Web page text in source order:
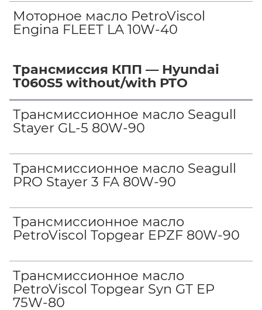
Моторное масло PetroViscol
Engina FLEET LA 10W-40
Трансмиссия КПП — Hyundai
T060S5 without/with PTO
Трансмиссионное масло Seagull
Stayer GL-5 80W-90
Трансмиссионное масло Seagull
PRO Stayer 3 FA 80W-90
Трансмиссионное масло
PetroViscol Topgear EPZF 80W-90
Трансмиссионное масло
PetroViscol Topgear Syn GT EP
75W-80